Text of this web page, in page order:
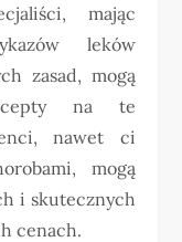
mając
leków
zasad, mogą
na te
nawet ci
mogą
i skutecznych
cenach.